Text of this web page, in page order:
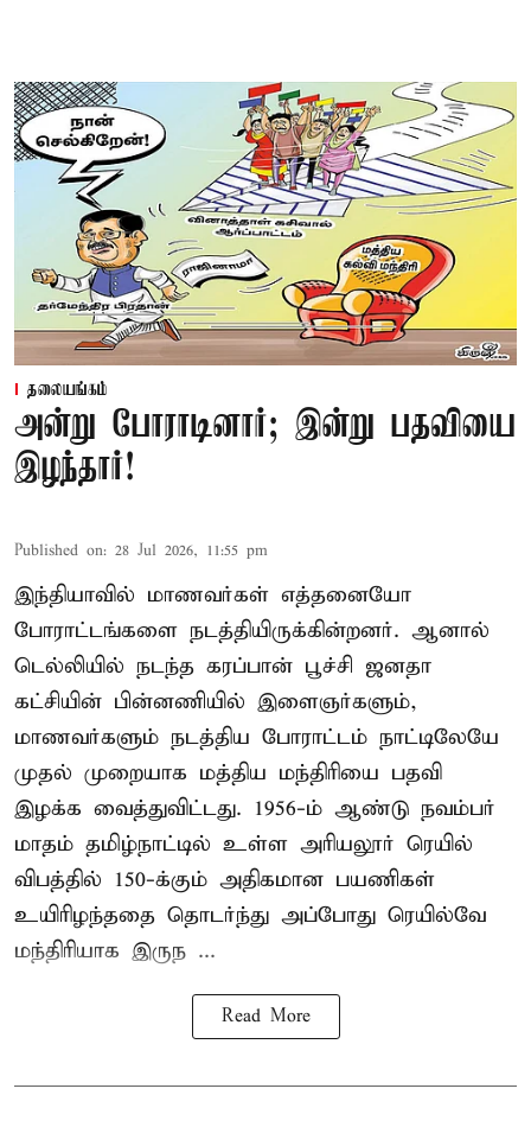
தலையங்கம்
அன்று போராடினார்; இன்று பதவியை
இழந்தார்!
Published on: 28 Jul 2026, 11:55 pm
இந்தியாவில் மாணவர்கள் எத்தனையோ
போராட்டங்களை நடத்தியிருக்கின்றனர். ஆனால்
டெல்லியில் நடந்த கரப்பான் பூச்சி ஜனதா
கட்சியின் பின்னணியில் இளைஞர்களும்,
மாணவர்களும் நடத்திய போராட்டம் நாட்டிலேயே
முதல் முறையாக மத்திய மந்திரியை பதவி
இழக்க வைத்துவிட்டது. 1956-ம் ஆண்டு நவம்பர்
மாதம் தமிழ்நாட்டில் உள்ள அரியலூர் ரெயில்
விபத்தில் 150-க்கும் அதிகமான பயணிகள்
உயிரிழந்ததை தொடர்ந்து அப்போது ரெயில்வே
மந்திரியாக இருந ...
Read More